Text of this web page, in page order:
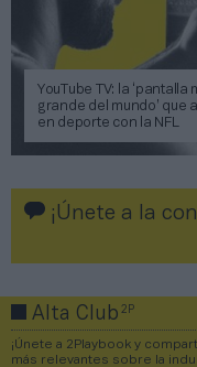
YouTube TV: la ‘pantalla
grande del mundo’ que
en deporte con la NFL
¡Únete a la
Alta Club2P
¡Únete a 2Playbook y
más relevantes sobre la